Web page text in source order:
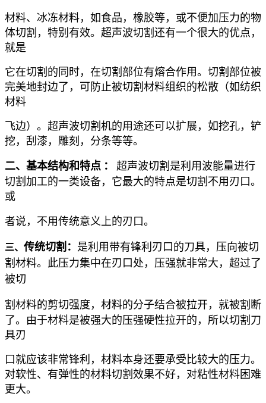
材料、冰冻材料，如食品，橡胶等，或不便加压力的物
体切割，特别有效。超声波切割还有一个很大的优点，
就是
它在切割的同时，在切割部位有熔合作用。切割部位被
完美地封边了，可防止被切割材料组织的松散（如纺织
材料
飞边）。超声波切割机的用途还可以扩展，如挖孔，铲
挖，刮漆，雕刻，分条等等。
二、基本结构和特点 ：
超声波切割是利用波能量进行
切割加工的一类设备，它最大的特点是切割不用刃口。
或
者说，不用传统意义上的刃口。
三、 传统切割 ： 是利用带有锋利刃口的刀具，压向被切
割材料。此压力集中在刃口处，压强就非常大，超过了
被切
割材料的剪切强度，材料的分子结合被拉开，就被割断
了。由于材料是被强大的压强硬性拉开的，所以切割刀
具刃
口就应该非常锋利，材料本身还要承受比较大的压力。
对软性、有弹性的材料切割效果不好，对粘性材料困难
更大。